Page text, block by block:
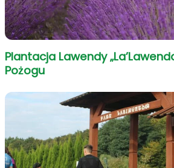
Plantacja Lawendy
Pożogu